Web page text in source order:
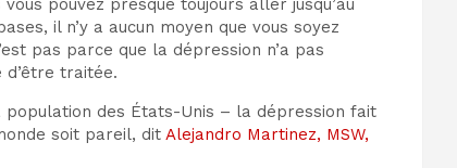
pouvez presque toujours aller jusqu’au
il n’y a aucun moyen que vous soyez
pas parce que la dépression n’a pas
d’être traitée.
des États-Unis – la dépression fait
soit pareil, dit Alejandro Martinez, MSW,